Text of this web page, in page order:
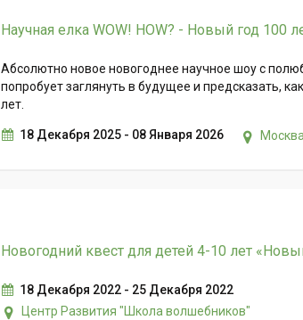
Научная елка WOW! HOW? - Новый год 100
Абсолютно новое новогоднее научное шоу с
попробует заглянуть в будущее и предсказать,
лет.
18 Декабря 2025 - 08 Января 2026
Новогодний квест для детей 4-10 лет
18 Декабря 2022 - 25 Декабря 2022
Центр Развития "Школа волшебников"